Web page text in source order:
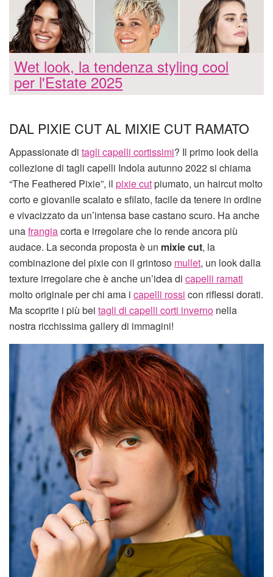
Wet look, la tendenza styling cool
per l'Estate 2025
DAL PIXIE CUT AL MIXIE CUT RAMATO
Appassionate di tagli capelli cortissimi? Il primo look della
collezione di tagli capelli Indola autunno 2022 si chiama
“The Feathered Pixie”, il pixie cutpiumato, un haircut molto
corto e giovanile scalato e sfilato, facile da tenere in ordine
e vivacizzato da un’intensa base castano scuro. Ha anche
unafrangiacorta e irregolare che lo rende ancora più
audace. La seconda proposta è un mixie cut, la
combinazione del pixie con il grintoso mullet, un look dalla
texture irregolare che è anche un’idea di capelli ramati
molto originale per chi ama i capelli rossi con riflessi dorati.
Ma scoprite i più bei tagli di capelli corti inverno nella
nostra ricchissima gallery di immagini!